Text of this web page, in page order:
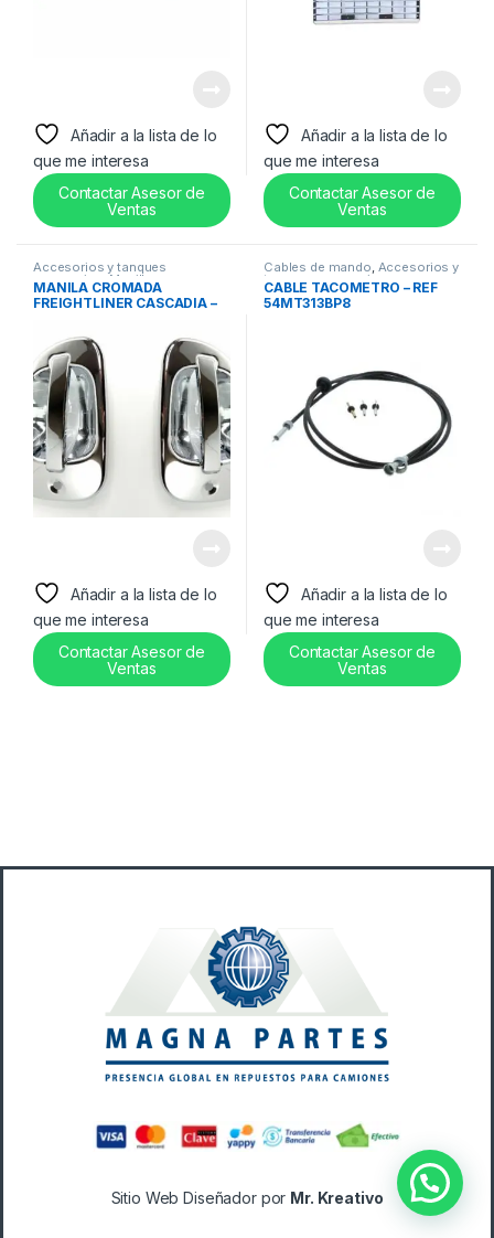
Añadir a la lista de lo
que me interesa
Contactar Asesor de
Ventas
Añadir a la lista de lo
que me interesa
Contactar Asesor de
Ventas
Accesorios y tanques
reservorios,Manillas
MANILA CROMADA
FREIGHTLINER CASCADIA –
Añadir a la lista de lo
que me interesa
Contactar Asesor de
Ventas
Cables de mando, Accesorios y
tanques reservorios
CABLE TACOMETRO – REF
54MT313BP8
Añadir a la lista de lo
que me interesa
Contactar Asesor de
Ventas
Sitio Web Diseñador por Mr. Kreativo